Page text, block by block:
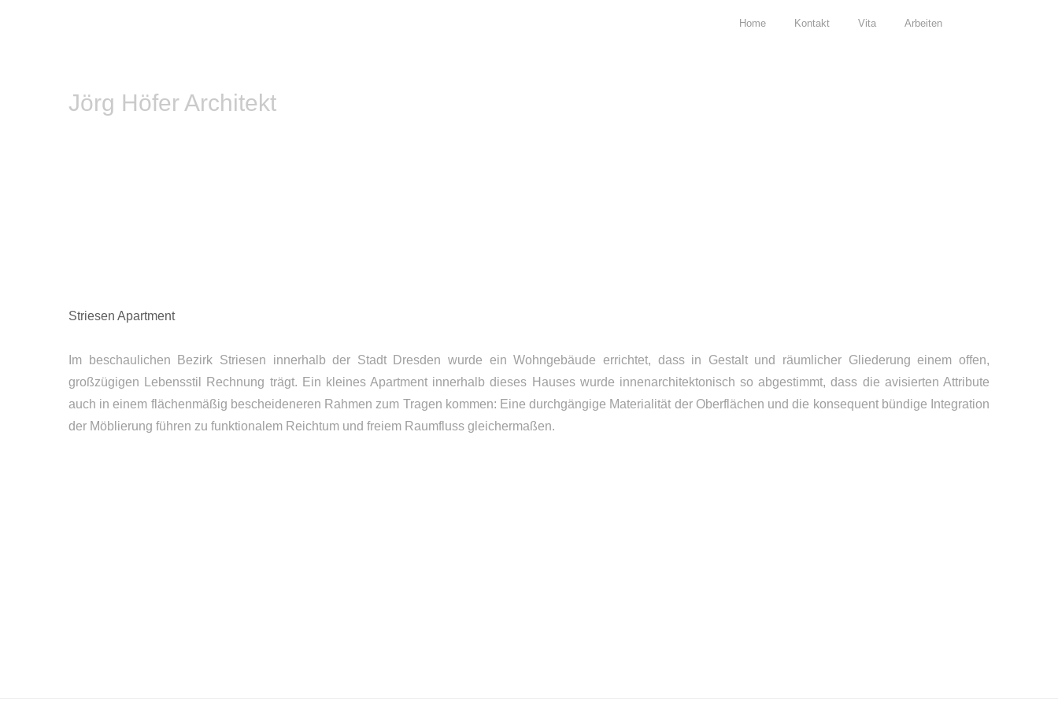
Home Kontakt Vita Arbeiten
Jörg Höfer Architekt
Striesen Apartment
Im beschaulichen Bezirk Striesen innerhalb der Stadt Dresden wurde ein Wohngebäude errichtet, dass in Gestalt und räumlicher Gliederung einem offen,
großzügigen Lebensstil Rechnung trägt. Ein kleines Apartment innerhalb dieses Hauses wurde innenarchitektonisch so abgestimmt, dass die avisierten Attribute
auch in einem flächenmäßig bescheideneren Rahmen zum Tragen kommen: Eine durchgängige Materialität der Oberflächen und die konsequent bündige Integration
der Möblierung führen zu funktionalem Reichtum und freiem Raumfluss gleichermaßen.